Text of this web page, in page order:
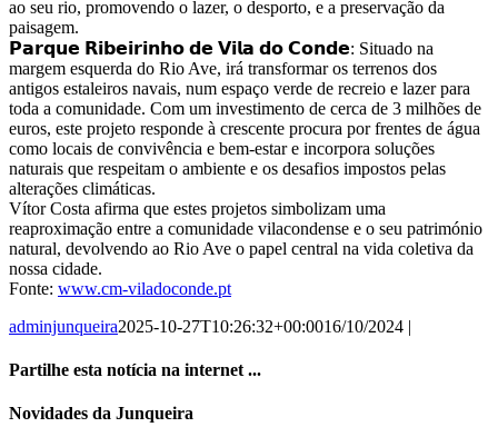
ao seu rio, promovendo o lazer, o desporto, e a preservação da
paisagem.
𝗣𝗮𝗿𝗾𝘂𝗲 𝗥𝗶𝗯𝗲𝗶𝗿𝗶𝗻𝗵𝗼 𝗱𝗲 𝗩𝗶𝗹𝗮 𝗱𝗼 𝗖𝗼𝗻𝗱𝗲: Situado na
margem esquerda do Rio Ave, irá transformar os terrenos dos
antigos estaleiros navais, num espaço verde de recreio e lazer para
toda a comunidade. Com um investimento de cerca de 3 milhões de
euros, este projeto responde à crescente procura por frentes de água
como locais de convivência e bem-estar e incorpora soluções
naturais que respeitam o ambiente e os desafios impostos pelas
alterações climáticas.
Vítor Costa afirma que estes projetos simbolizam uma
reaproximação entre a comunidade vilacondense e o seu património
natural, devolvendo ao Rio Ave o papel central na vida coletiva da
nossa cidade.
Fonte: www.cm-viladoconde.pt
adminjunqueira2025-10-27T10:26:32+00:0016/10/2024 |
Partilhe esta notícia na internet ...
Facebook
X
LinkedIn
Tumblr
Pinterest
Email
Novidades da Junqueira